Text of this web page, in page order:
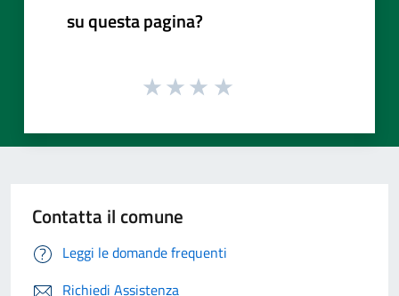
su questa pagina?
Contatta il comune
Leggi le domande frequenti
Richiedi Assistenza